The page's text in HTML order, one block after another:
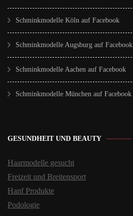
Schminkmodelle Köln auf Facebook
Schminkmodelle Augsburg auf Facebook
Schminkmodelle Aachen auf Facebook
Schminkmodelle München auf Facebook
GESUNDHEIT UND BEAUTY
Haarmodelle gesucht
Freizeit und Breitensport
Hanf Produkte
Podologie